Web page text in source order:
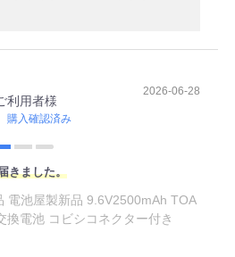
利用者様
購入確認済み
2026-06-28
きました。
電池屋製新品 9.6V2500mAh TOA
換電池 コビシコネクター付き